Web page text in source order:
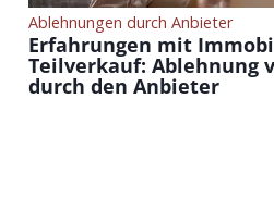
Ablehnungen durch Anbieter
Erfahrungen mit
Teilverkauf: Ablehnung
durch den Anbieter